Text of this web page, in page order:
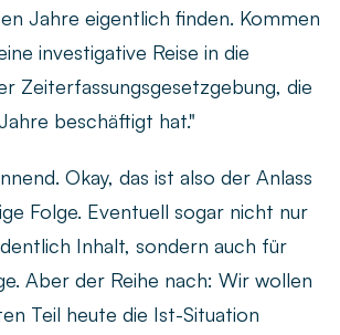
Jahre eigentlich finden. Kommen
investigative Reise in die
Zeiterfassungsgesetzgebung, die
beschäftigt hat."
Okay, das ist also der Anlass
Folge. Eventuell sogar nicht nur
Inhalt, sondern auch für
Aber der Reihe nach: Wir wollen
Teil heute die Ist-Situation